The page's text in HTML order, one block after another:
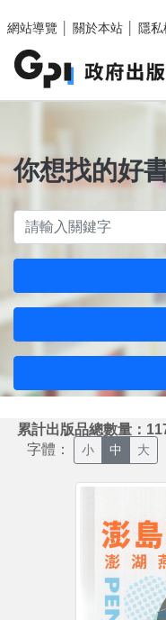
網站導覽
關於本站 隱
你想找的好
累計出版品總數量：
字體： 小 中 大